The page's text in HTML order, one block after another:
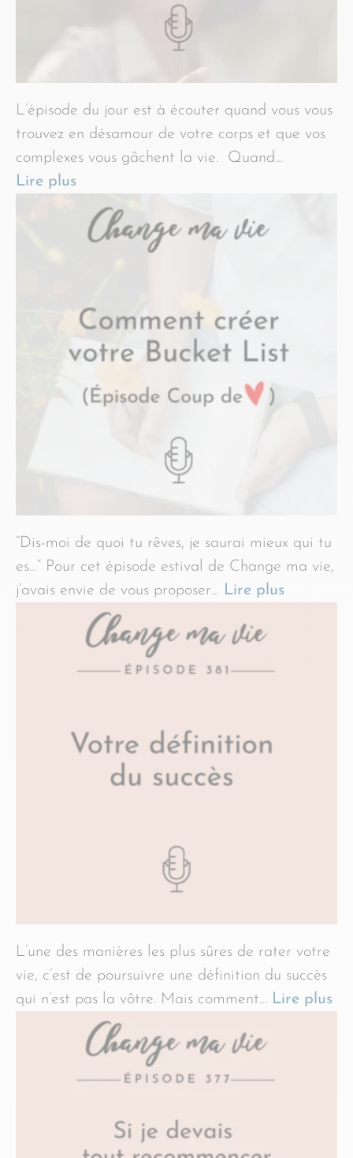
L’épisode du jour est à écouter quand vous vous
trouvez en désamour de votre corps et que vos
complexes vous gâchent la vie. Quand…
Lire plus
“Dis-moi de quoi tu rêves, je saurai mieux qui tu
es…” Pour cet épisode estival de Change ma vie,
j’avais envie de vous proposer… Lire plus
L’une des manières les plus sûres de rater votre
vie, c’est de poursuivre une définition du succès
qui n’est pas la vôtre. Mais comment… Lire plus